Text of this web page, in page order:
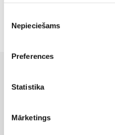
izvēle
Nepieciešams
Preferences
Statistika
Mārketings